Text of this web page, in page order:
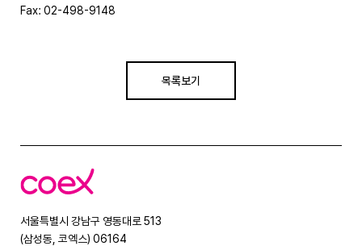
Fax: 02-498-9148
목록보기
코
엑
서울특별시 강남구 영동대로 513
(삼성동, 코엑스) 06164